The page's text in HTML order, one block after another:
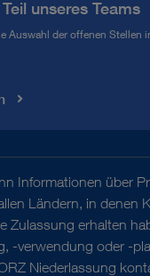
unseres Teams
Auswahl der offenen Stellen
Informationen über
Ländern, in denen
Zulassung erhalten
-verwendung oder -
Niederlassung